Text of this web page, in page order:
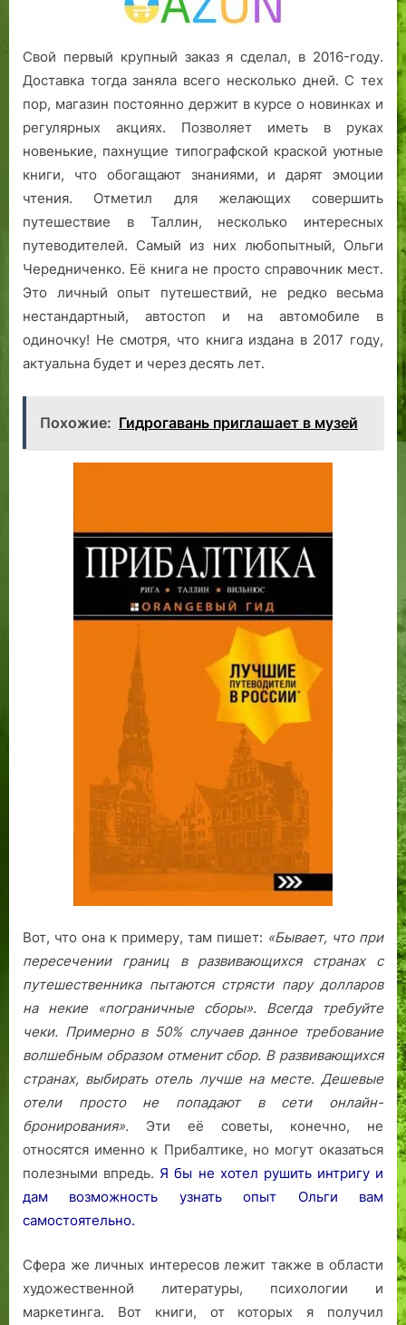
Свой первый крупный заказ я сделал, в 2016-году.
Доставка тогда заняла всего несколько дней. С тех
пор, магазин постоянно держит в курсе о новинках и
регулярных акциях. Позволяет иметь в руках
новенькие, пахнущие типографской краской уютные
книги, что обогащают знаниями, и дарят эмоции
чтения. Отметил для желающих совершить
путешествие в Таллин, несколько интересных
путеводителей. Самый из них любопытный, Ольги
Чередниченко. Её книга не просто справочник мест.
Это личный опыт путешествий, не редко весьма
нестандартный, автостоп и на автомобиле в
одиночку! Не смотря, что книга издана в 2017 году,
актуальна будет и через десять лет.
Похожие: Гидрогавань приглашает в музей
Вот, что она к примеру, там пишет: «Бывает, что при
пересечении границ в развивающихся странах с
путешественника пытаются стрясти пару долларов
на некие «пограничные сборы». Всегда требуйте
чеки. Примерно в 50% случаев данное требование
волшебным образом отменит сбор. В развивающихся
странах, выбирать отель лучше на месте. Дешевые
отели просто не попадают в сети онлайн-
бронирования». Эти её советы, конечно, не
относятся именно к Прибалтике, но могут оказаться
полезными впредь. Я бы не хотел рушить интригу и
дам возможность узнать опыт Ольги вам
самостоятельно.
Сфера же личных интересов лежит также в области
художественной литературы, психологии и
маркетинга. Вот книги, от которых я получил